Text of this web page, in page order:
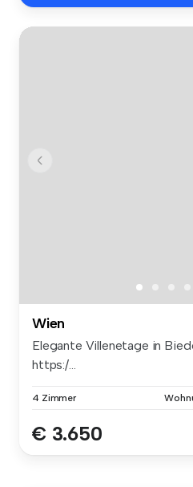
Wien
Elegante Villenetage in
https:/...
4 Zimmer
€ 3.650